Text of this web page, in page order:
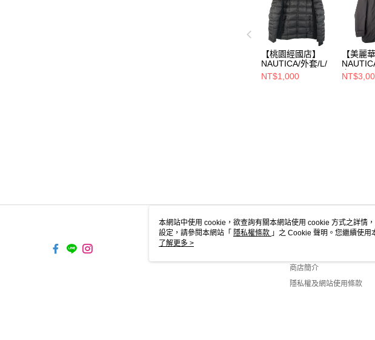
【桃園經國店】
NAUTICA/外套/L/
NT$1,000
【美麗
套/XS/
關於我們
商店簡介
隱私權及網站使用條款
本網站中使用 cookie，欲查詢有關本網站使用 cookie 方式之詳情
設定，請參閱本網站「 隱私權條款 」之 Cookie 聲明。您繼續使
使用 cookie。
了解更多 >